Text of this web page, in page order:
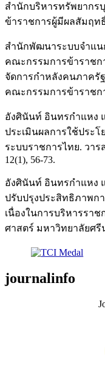
สำนักบริหารทรัพยากร
ข้าราชการผู้มีผลสัมฤท
สำนักพัฒนาระบบจำแ
คณะกรรมการข้าราชก
จัดการกำหลังคนภาครัฐ
คณะกรรมการข้าราชก
อังศินันท์ อินทรกำแหง
ประเมินผลการใช้ปร
ระบบราชการไทย. วา
12(1), 56-73.
อังศินันท์ อินทรกำแหง
ปรับปรุงประสิทธิภาพก
เนื่องในการบริหารรา
ศาสตร์ มหาวิทยาลัยศ
journalinfo